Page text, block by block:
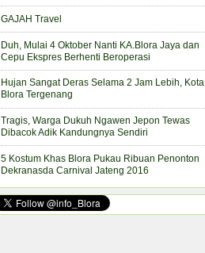
GAJAH Travel
Duh, Mulai 4 Oktober Nanti KA.Blora Jaya dan
Cepu Ekspres Berhenti Beroperasi
Hujan Sangat Deras Selama 2 Jam Lebih, Kota
Blora Tergenang
Tragis, Warga Dukuh Ngawen Jepon Tewas
Dibacok Adik Kandungnya Sendiri
5 Kostum Khas Blora Pukau Ribuan Penonton
Dekranasda Carnival Jateng 2016